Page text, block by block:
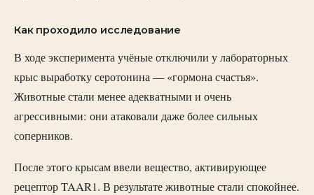
Как проходило исследование
В ходе эксперимента учёные отключили у лабораторных
крыс выработку серотонина — «гормона счастья».
Животные стали менее адекватными и очень
агрессивными: они атаковали даже более сильных
соперников.
После этого крысам ввели вещество, активирующее
рецептор TAAR1. В результате животные стали спокойнее.